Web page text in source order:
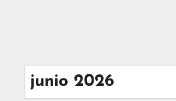
junio 2026